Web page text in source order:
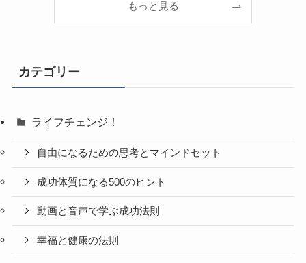
もっと見る
カテゴリー
ライフチェンジ！
自由になるための思考とマインドセット
成功体質になる500のヒント
動画と音声で学ぶ成功法則
幸福と健康の法則